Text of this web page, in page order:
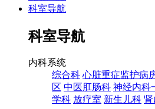
科室导航
科室导航
内科系统
综合科 心脏重症监护病
区 中医肛肠科 神经内科
学科 放疗室 新生儿科 肾